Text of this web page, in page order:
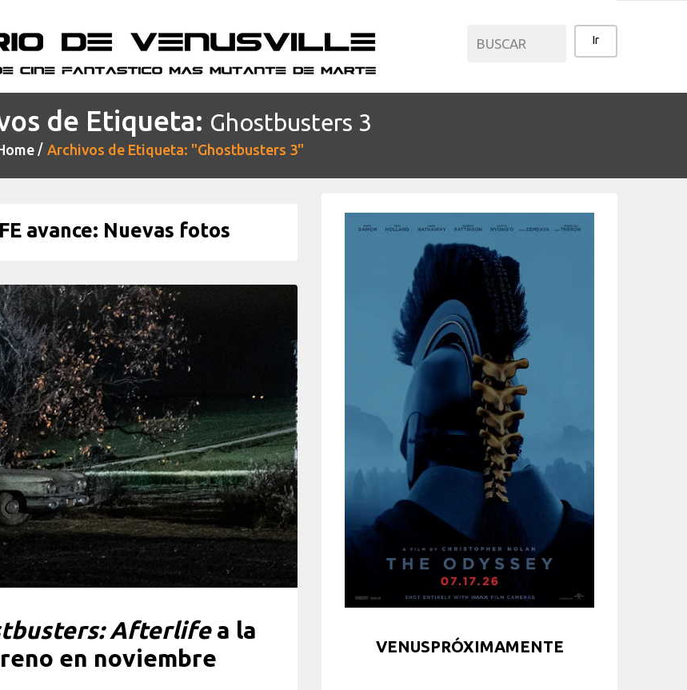
de Etiqueta: Ghostbusters 3
Archivos de Etiqueta: "Ghostbusters 3"
avance: Nuevas fotos
Afterlifea la
en noviembre
VENUSPRÓXIMAMENTE